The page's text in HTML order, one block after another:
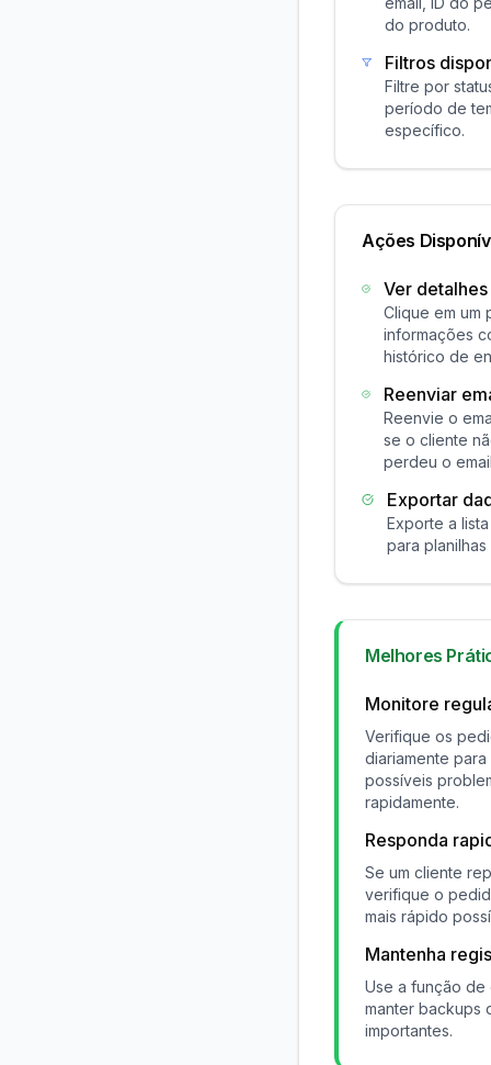
do produto.
Filtros
Filtre por
período de
específico.
Ações
Ver detalhes
Clique em um
informações
histórico de
Reenviar
Reenvie o
se o cliente
perdeu o
Exportar
Exporte a
para
Melhores
Monitore
Verifique os
diariamente
possíveis
rapidamente.
Responda
Se um cliente
verifique o
mais rápido
Mantenha
Use a função
manter backups
importantes.